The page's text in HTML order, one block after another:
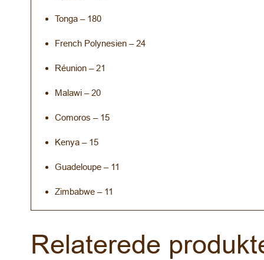
Tonga – 180
French Polynesien – 24
Réunion – 21
Malawi – 20
Comoros – 15
Kenya – 15
Guadeloupe – 11
Zimbabwe – 11
Relaterede